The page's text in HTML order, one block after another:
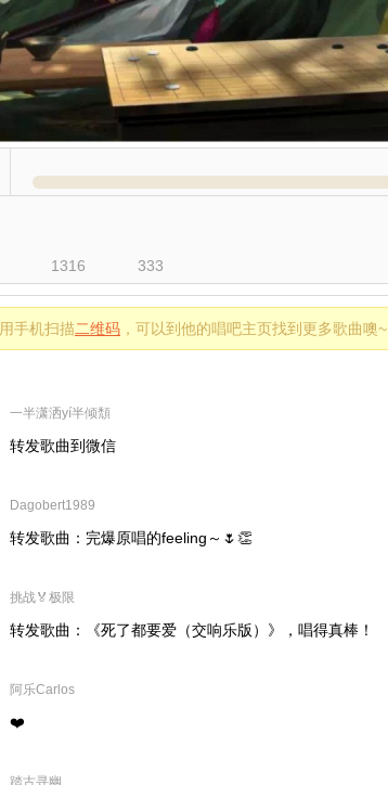
1316 333
用手机扫描二维码 ，可以到他的唱吧主页找到更多歌曲噢~
一半潇洒yí半倾頹
转发歌曲到微信
Dagobert1989
转发歌曲：完爆原唱的feeling～🌷👏
挑战🏅极限
转发歌曲：《死了都要爱（交响乐版）》，唱得真棒！
阿乐Carlos
❤️
踏古寻幽